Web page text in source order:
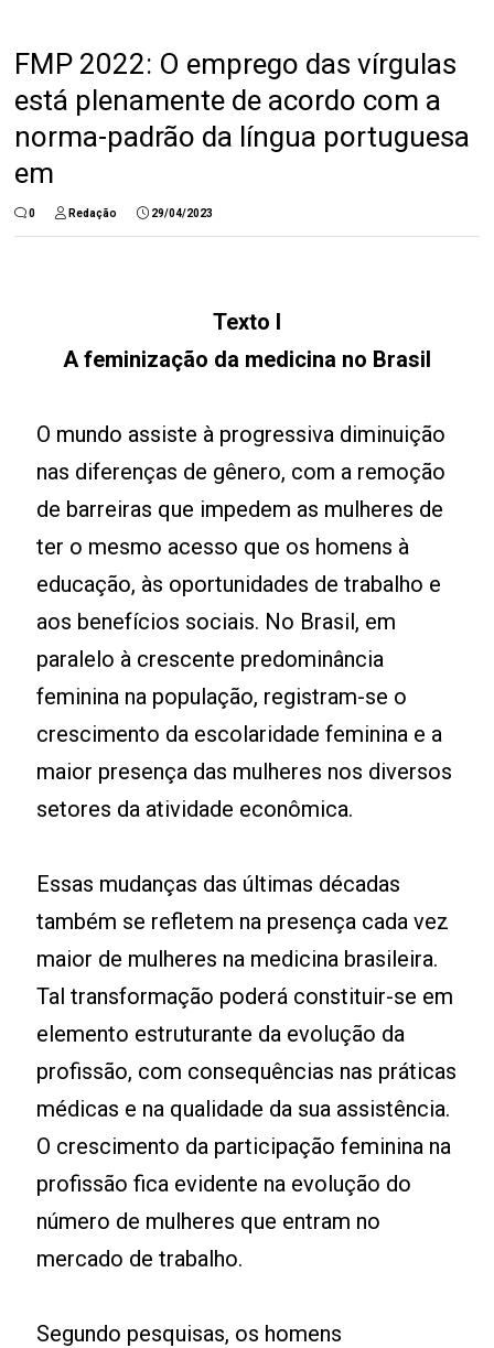
FMP 2022: O emprego das vírgulas
está plenamente de acordo com a
norma-padrão da língua portuguesa
em
0 Redação 29/04/2023
Texto I
A feminização da medicina no Brasil
O mundo assiste à progressiva diminuição
nas diferenças de gênero, com a remoção
de barreiras que impedem as mulheres de
ter o mesmo acesso que os homens à
educação, às oportunidades de trabalho e
aos benefícios sociais. No Brasil, em
paralelo à crescente predominância
feminina na população, registram-se o
crescimento da escolaridade feminina e a
maior presença das mulheres nos diversos
setores da atividade econômica.
Essas mudanças das últimas décadas
também se refletem na presença cada vez
maior de mulheres na medicina brasileira.
Tal transformação poderá constituir-se em
elemento estruturante da evolução da
profissão, com consequências nas práticas
médicas e na qualidade da sua assistência.
O crescimento da participação feminina na
profissão fica evidente na evolução do
número de mulheres que entram no
mercado de trabalho.
Segundo pesquisas, os homens